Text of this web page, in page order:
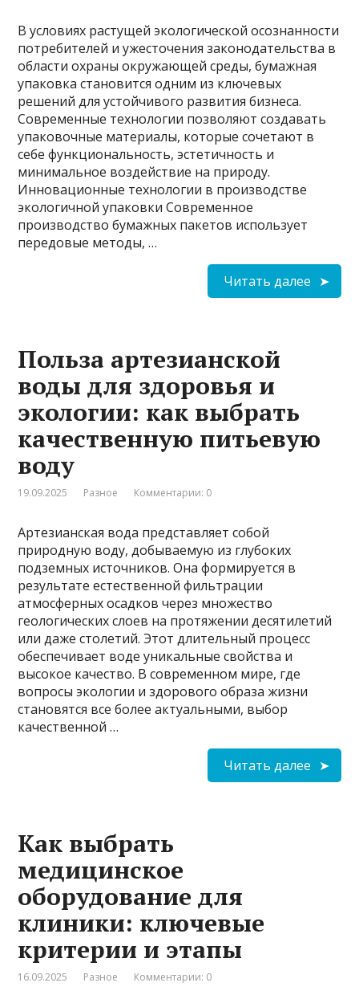
В условиях растущей экологической осознанности
потребителей и ужесточения законодательства в
области охраны окружающей среды, бумажная
упаковка становится одним из ключевых
решений для устойчивого развития бизнеса.
Современные технологии позволяют создавать
упаковочные материалы, которые сочетают в
себе функциональность, эстетичность и
минимальное воздействие на природу.
Инновационные технологии в производстве
экологичной упаковки Современное
производство бумажных пакетов использует
передовые методы, …
Читать далее
Польза артезианской
воды для здоровья и
экологии: как выбрать
качественную питьевую
воду
19.09.2025 Разное Комментарии: 0
Артезианская вода представляет собой
природную воду, добываемую из глубоких
подземных источников. Она формируется в
результате естественной фильтрации
атмосферных осадков через множество
геологических слоев на протяжении десятилетий
или даже столетий. Этот длительный процесс
обеспечивает воде уникальные свойства и
высокое качество. В современном мире, где
вопросы экологии и здорового образа жизни
становятся все более актуальными, выбор
качественной …
Читать далее
Как выбрать
медицинское
оборудование для
клиники: ключевые
критерии и этапы
16.09.2025 Разное Комментарии: 0